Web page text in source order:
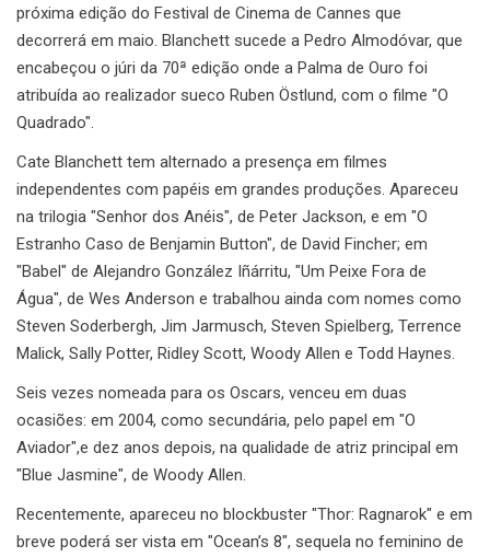
próxima edição do Festival de Cinema de Cannes que
decorrerá em maio. Blanchett sucede a Pedro Almodóvar, que
encabeçou o júri da 70ª edição onde a Palma de Ouro foi
atribuída ao realizador sueco Ruben Östlund, com o filme "O
Quadrado".
Cate Blanchett tem alternado a presença em filmes
independentes com papéis em grandes produções. Apareceu
na trilogia "Senhor dos Anéis", de Peter Jackson, e em "O
Estranho Caso de Benjamin Button", de David Fincher; em
"Babel" de Alejandro González Iñárritu, "Um Peixe Fora de
Água", de Wes Anderson e trabalhou ainda com nomes como
Steven Soderbergh, Jim Jarmusch, Steven Spielberg, Terrence
Malick, Sally Potter, Ridley Scott, Woody Allen e Todd Haynes.
Seis vezes nomeada para os Oscars, venceu em duas
ocasiões: em 2004, como secundária, pelo papel em "O
Aviador",e dez anos depois, na qualidade de atriz principal em
"Blue Jasmine", de Woody Allen.
Recentemente, apareceu no blockbuster "Thor: Ragnarok" e em
breve poderá ser vista em "Ocean’s 8", sequela no feminino de